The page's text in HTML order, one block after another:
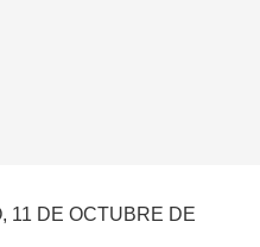
11 DE OCTUBRE DE